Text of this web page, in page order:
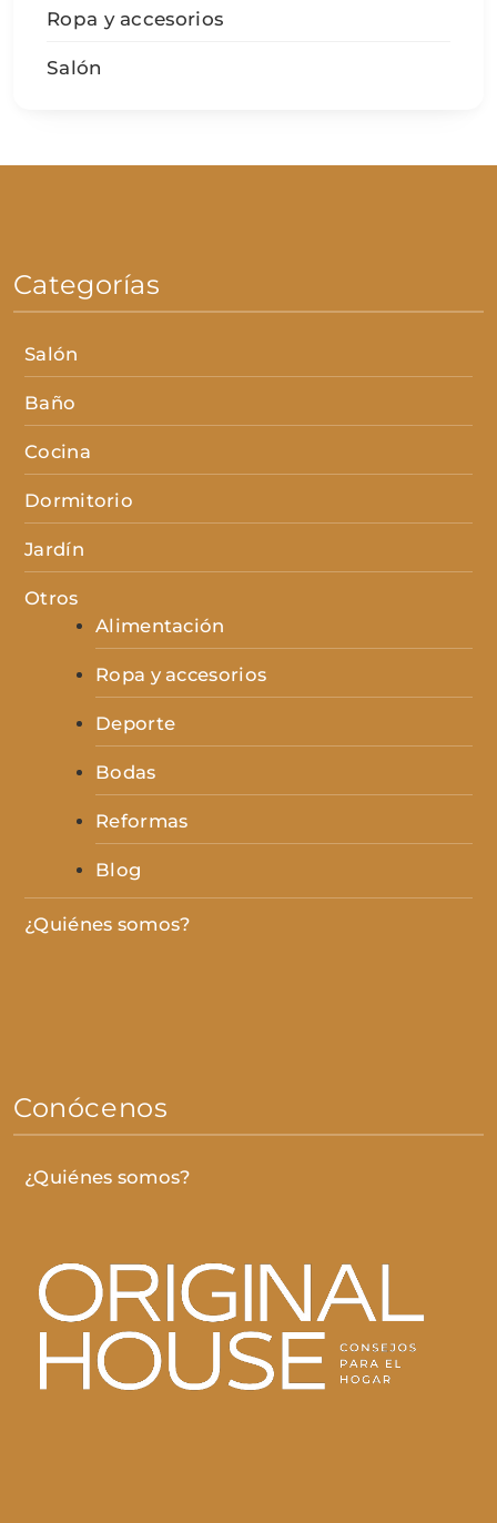
Ropa y accesorios
Salón
Categorías
Salón
Baño
Cocina
Dormitorio
Jardín
Otros
Alimentación
Ropa y accesorios
Deporte
Bodas
Reformas
Blog
¿Quiénes somos?
Conócenos
¿Quiénes somos?